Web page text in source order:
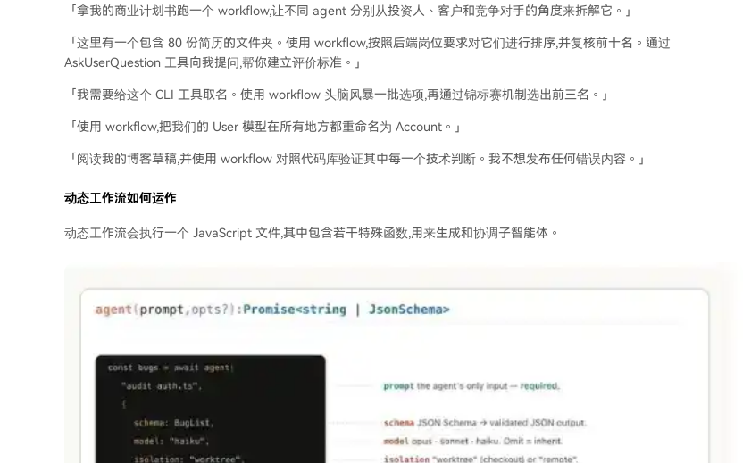
「拿我的商业计划书跑一个 workflow,让不同 agent 分别从投资人、客户和竞争对手的角度来拆解它。」
「这里有一个包含 80 份简历的文件夹。使用 workflow,按照后端岗位要求对它们进行排序,并复核前十名。通过
AskUserQuestion 工具向我提问,帮你建立评价标准。」
「我需要给这个 CLI 工具取名。使用 workflow 头脑风暴一批选项,再通过锦标赛机制选出前三名。」
「使用 workflow,把我们的 User 模型在所有地方都重命名为 Account。」
「阅读我的博客草稿,并使用 workflow 对照代码库验证其中每一个技术判断。我不想发布任何错误内容。」
动态工作流如何运作
动态工作流会执行一个 JavaScript 文件,其中包含若干特殊函数,用来生成和协调子智能体。